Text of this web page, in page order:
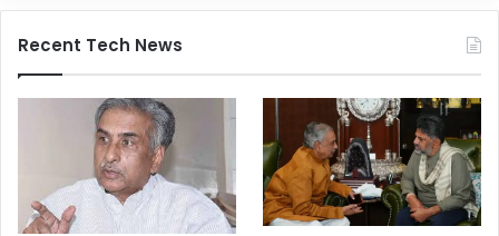
Recent Tech News